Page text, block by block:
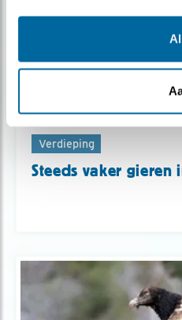
Verdieping
Steeds vaker gieren